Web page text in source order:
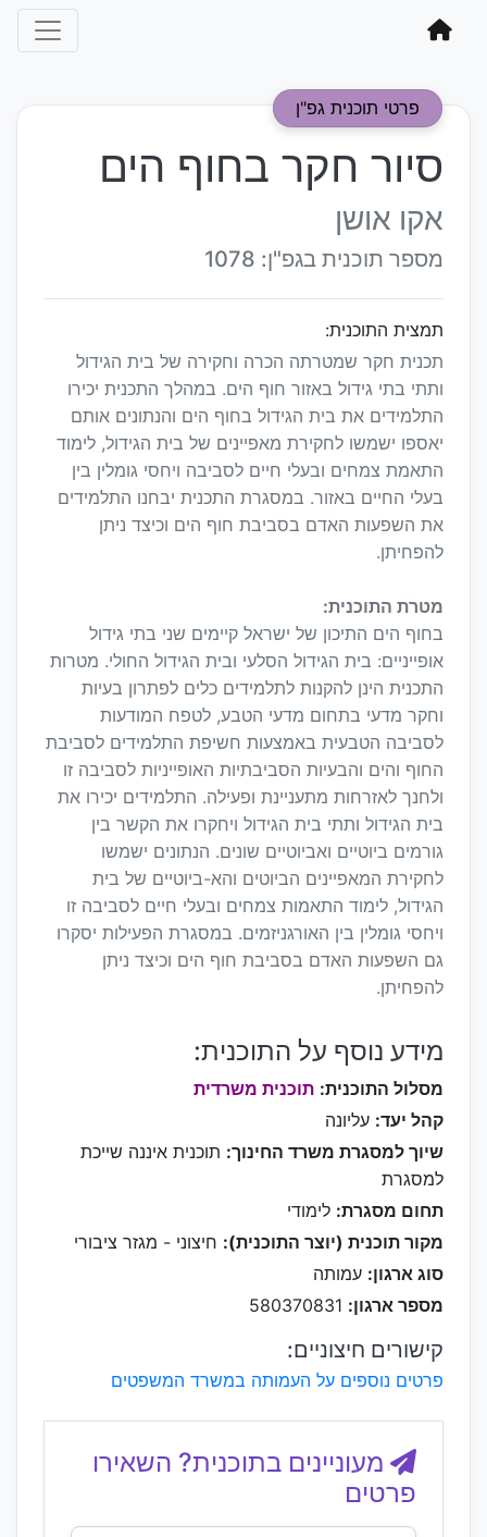
פרטי תוכנית גפ"ן
סיור חקר בחוף הים
אקו אושן
מספר תוכנית בגפ"ן: 1078
תמצית התוכנית:
תכנית חקר שמטרתה הכרה וחקירה של בית הגידול
ותתי בתי גידול באזור חוף הים. במהלך התכנית יכירו
התלמידים את בית הגידול בחוף הים והנתונים אותם
יאספו ישמשו לחקירת מאפיינים של בית הגידול, לימוד
התאמת צמחים ובעלי חיים לסביבה ויחסי גומלין בין
בעלי החיים באזור. במסגרת התכנית יבחנו התלמידים
את השפעות האדם בסביבת חוף הים וכיצד ניתן
להפחיתן.
מטרת התוכנית:
בחוף הים התיכון של ישראל קיימים שני בתי גידול
אופייניים: בית הגידול הסלעי ובית הגידול החולי. מטרות
התכנית הינן להקנות לתלמידים כלים לפתרון בעיות
וחקר מדעי בתחום מדעי הטבע, לטפח המודעות
לסביבה הטבעית באמצעות חשיפת התלמידים לסביבת
החוף והים והבעיות הסביבתיות האופייניות לסביבה זו
ולחנך לאזרחות מתעניינת ופעילה. התלמידים יכירו את
בית הגידול ותתי בית הגידול ויחקרו את הקשר בין
גורמים ביוטיים ואביוטיים שונים. הנתונים ישמשו
לחקירת המאפיינים הביוטים והא-ביוטיים של בית
הגידול, לימוד התאמות צמחים ובעלי חיים לסביבה זו
ויחסי גומלין בין האורגניזמים. במסגרת הפעילות יסקרו
גם השפעות האדם בסביבת חוף הים וכיצד ניתן
להפחיתן.
מידע נוסף על התוכנית:
מסלול התוכנית: תוכנית משרדית
קהל יעד: עליונה
שיוך למסגרת משרד החינוך: תוכנית איננה שייכת
למסגרת
תחום מסגרת: לימודי
מקור תוכנית (יוצר התוכנית): חיצוני - מגזר ציבורי
סוג ארגון: עמותה
מספר ארגון:
קישורים חיצוניים:
פרטים נוספים על העמותה במשרד המשפטים
מעוניינים בתוכנית? השאירו
פרטים